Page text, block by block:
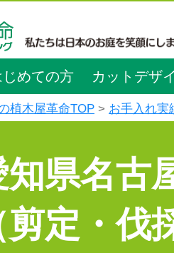
じめての方 カットデザ
植木屋革命TOP お手入れ実
知県名古
剪定・